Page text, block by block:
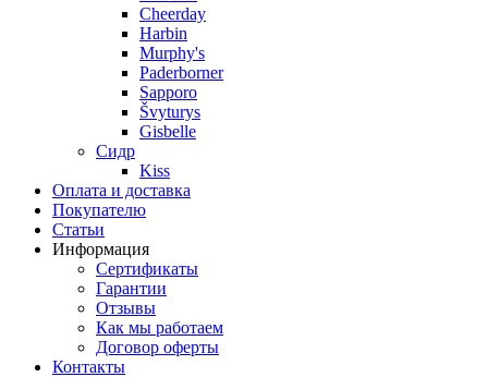
Cheerday
Harbin
Murphy's
Paderborner
Sapporo
Švyturys
Gisbelle
Сидр
Kiss
Оплата и доставка
Покупателю
Статьи
Информация
Сертификаты
Гарантии
Отзывы
Как мы работаем
Договор оферты
Контакты